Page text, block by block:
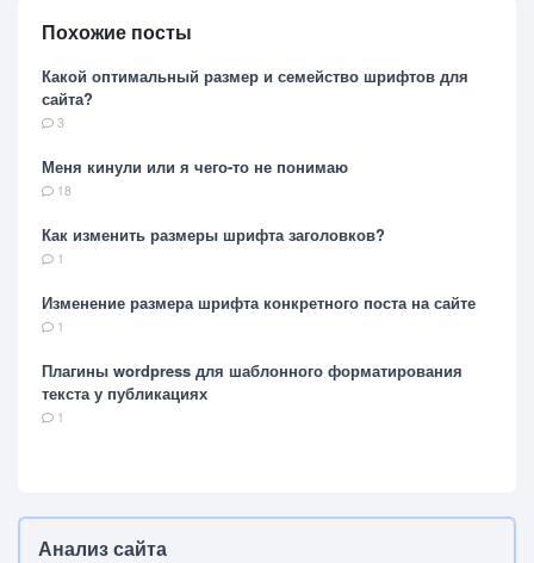
Похожие посты
Какой оптимальный размер и семейство шрифтов для
сайта?
3
Меня кинули или я чего-то не понимаю
18
Как изменить размеры шрифта заголовков?
1
Изменение размера шрифта конкретного поста на сайте
1
Плагины wordpress для шаблонного форматирования
текста у публикациях
1
Анализ сайта